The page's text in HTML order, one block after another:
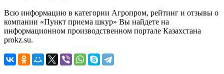
Всю информацию в категории Агропром, рейтинг и отзывы о
компании «Пункт приема шкур» Вы найдете на
информационном производственном портале Казахстана
prokz.su.